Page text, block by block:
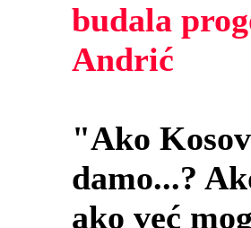
budala
Andrić
"Ako
damo...?
ako već